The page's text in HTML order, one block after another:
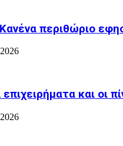
περιθώριο
και οι